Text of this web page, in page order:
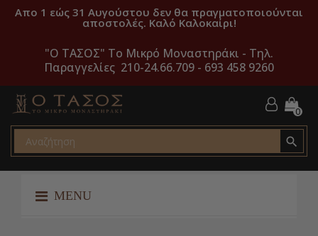
Απο 1 εώς 31 Αυγούστου δεν θα πραγματοποιούνται
αποστολές. Καλό Καλοκαίρι!
"O ΤΑΣΟΣ" Το Μικρό Μοναστηράκι - Τηλ.
Παραγγελίες 210-24.66.709 - 693 458 9260
0

MENU